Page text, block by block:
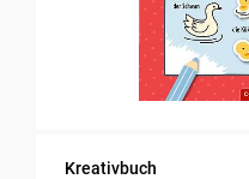
Kreativbuch